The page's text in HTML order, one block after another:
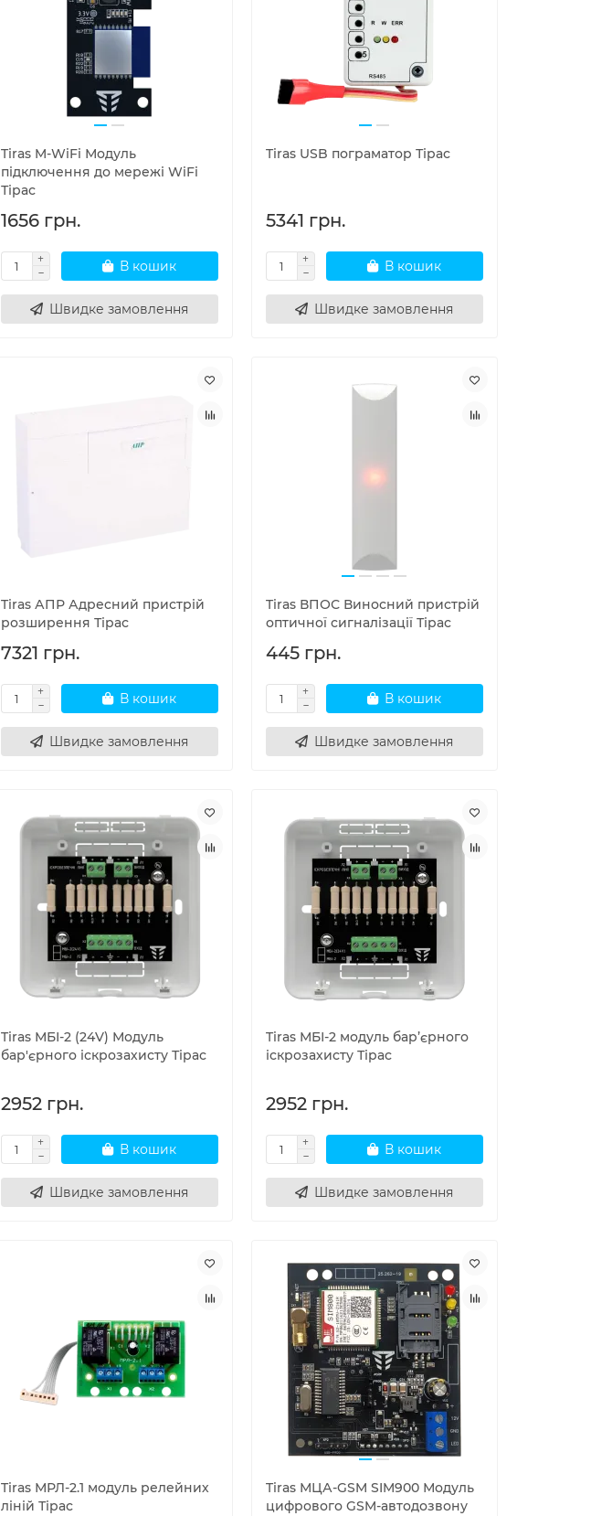
Tiras M-WiFi Модуль
підключення до мережі WiFi
Тірас
1656 грн.
В кошик
Швидке замовлення
Tiras USB пограматор Тірас
5341 грн.
В кошик
Швидке замовлення
Tiras АПР Адресний пристрій
розширення Тірас
7321 грн.
В кошик
Швидке замовлення
Tiras ВПОС Виносний пристрій
оптичної сигналізації Тірас
445 грн.
В кошик
Швидке замовлення
Tiras МБІ-2 (24V) Модуль
бар'єрного іскрозахисту Тірас
2952 грн.
В кошик
Швидке замовлення
Tiras МБІ-2 модуль бар’єрного
іскрозахисту Тірас
2952 грн.
В кошик
Швидке замовлення
Tiras МРЛ-2.1 модуль релейних
ліній Тірас
Tiras МЦА-GSM SIM900 Модуль
цифрового GSM-автодозвону